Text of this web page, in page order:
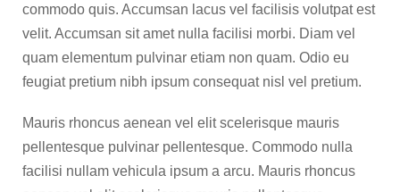
commodo quis. Accumsan lacus vel facilisis volutpat est
velit. Accumsan sit amet nulla facilisi morbi. Diam vel
quam elementum pulvinar etiam non quam. Odio eu
feugiat pretium nibh ipsum consequat nisl vel pretium.
Mauris rhoncus aenean vel elit scelerisque mauris
pellentesque pulvinar pellentesque. Commodo nulla
facilisi nullam vehicula ipsum a arcu. Mauris rhoncus